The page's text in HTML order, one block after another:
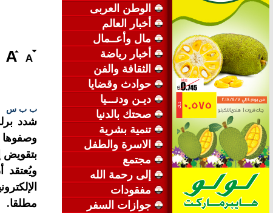
الوطن العربى
أخبار العالم
مال وأعــمال
أخبار رياضة
الثقافة والفن
حوادث وقضايا
ديـن ودنـــيا
صحتك بالدنيا
تنمية بشرية
الاسرة والطفل
مجتمع
إلى رحمة الله
مفقودات
جوازات السفر
ب ب س
شدد
وصفوها
بتقويض
مطلقا.